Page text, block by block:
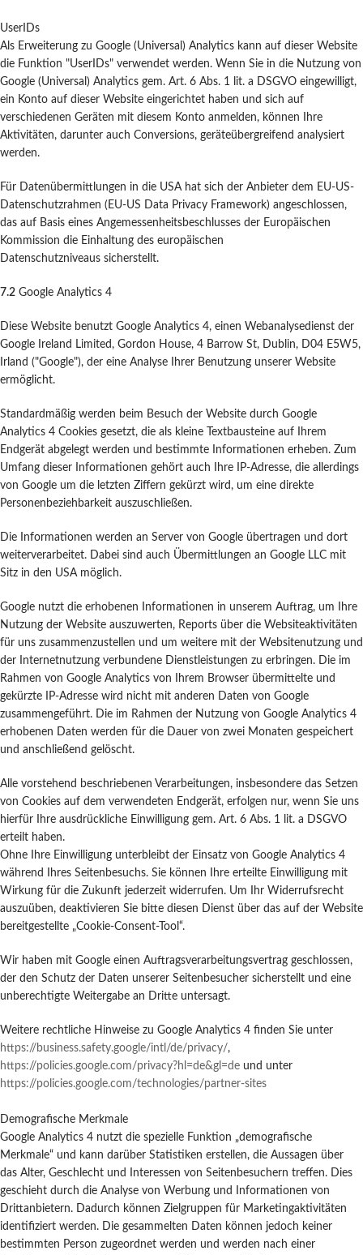
UserIDs
Als Erweiterung zu Google (Universal) Analytics kann auf dieser Website
die Funktion "UserIDs" verwendet werden. Wenn Sie in die Nutzung von
Google (Universal) Analytics gem. Art. 6 Abs. 1 lit. a DSGVO eingewilligt,
ein Konto auf dieser Website eingerichtet haben und sich auf
verschiedenen Geräten mit diesem Konto anmelden, können Ihre
Aktivitäten, darunter auch Conversions, geräteübergreifend analysiert
werden.
Für Datenübermittlungen in die USA hat sich der Anbieter dem EU-US-
Datenschutzrahmen (EU-US Data Privacy Framework) angeschlossen,
das auf Basis eines Angemessenheitsbeschlusses der Europäischen
Kommission die Einhaltung des europäischen
Datenschutzniveaus sicherstellt.
7.2 Google Analytics 4
Diese Website benutzt Google Analytics 4, einen Webanalysedienst der
Google Ireland Limited, Gordon House, 4 Barrow St, Dublin, D04 E5W5,
Irland ("Google"), der eine Analyse Ihrer Benutzung unserer Website
ermöglicht.
Standardmäßig werden beim Besuch der Website durch Google
Analytics 4 Cookies gesetzt, die als kleine Textbausteine auf Ihrem
Endgerät abgelegt werden und bestimmte Informationen erheben. Zum
Umfang dieser Informationen gehört auch Ihre IP-Adresse, die allerdings
von Google um die letzten Ziffern gekürzt wird, um eine direkte
Personenbeziehbarkeit auszuschließen.
Die Informationen werden an Server von Google übertragen und dort
weiterverarbeitet. Dabei sind auch Übermittlungen an Google LLC mit
Sitz in den USA möglich.
Google nutzt die erhobenen Informationen in unserem Auftrag, um Ihre
Nutzung der Website auszuwerten, Reports über die Websiteaktivitäten
für uns zusammenzustellen und um weitere mit der Websitenutzung und
der Internetnutzung verbundene Dienstleistungen zu erbringen. Die im
Rahmen von Google Analytics von Ihrem Browser übermittelte und
gekürzte IP-Adresse wird nicht mit anderen Daten von Google
zusammengeführt. Die im Rahmen der Nutzung von Google Analytics 4
erhobenen Daten werden für die Dauer von zwei Monaten gespeichert
und anschließend gelöscht.
Alle vorstehend beschriebenen Verarbeitungen, insbesondere das Setzen
von Cookies auf dem verwendeten Endgerät, erfolgen nur, wenn Sie uns
hierfür Ihre ausdrückliche Einwilligung gem. Art. 6 Abs. 1 lit. a DSGVO
erteilt haben.
Ohne Ihre Einwilligung unterbleibt der Einsatz von Google Analytics 4
während Ihres Seitenbesuchs. Sie können Ihre erteilte Einwilligung mit
Wirkung für die Zukunft jederzeit widerrufen. Um Ihr Widerrufsrecht
auszuüben, deaktivieren Sie bitte diesen Dienst über das auf der Website
bereitgestellte „Cookie-Consent-Tool“.
Wir haben mit Google einen Auftragsverarbeitungsvertrag geschlossen,
der den Schutz der Daten unserer Seitenbesucher sicherstellt und eine
unberechtigte Weitergabe an Dritte untersagt.
Weitere rechtliche Hinweise zu Google Analytics 4 finden Sie unter
https://business.safety.google/intl /de/privacy/,
https://policies.google.com/privacy?hl=de&gl=de und unter
https://policies.google.com/technologies/partner-sites
Demografische Merkmale
Google Analytics 4 nutzt die spezielle Funktion „demografische
Merkmale“ und kann darüber Statistiken erstellen, die Aussagen über
das Alter, Geschlecht und Interessen von Seitenbesuchern treffen. Dies
geschieht durch die Analyse von Werbung und Informationen von
Drittanbietern. Dadurch können Zielgruppen für Marketingaktivitäten
identifiziert werden. Die gesammelten Daten können jedoch keiner
bestimmten Person zugeordnet werden und werden nach einer